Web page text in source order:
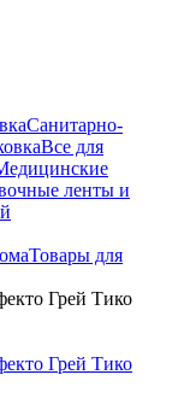
Санитарно-
Все для
ленты и
Товары для
Грей Тико